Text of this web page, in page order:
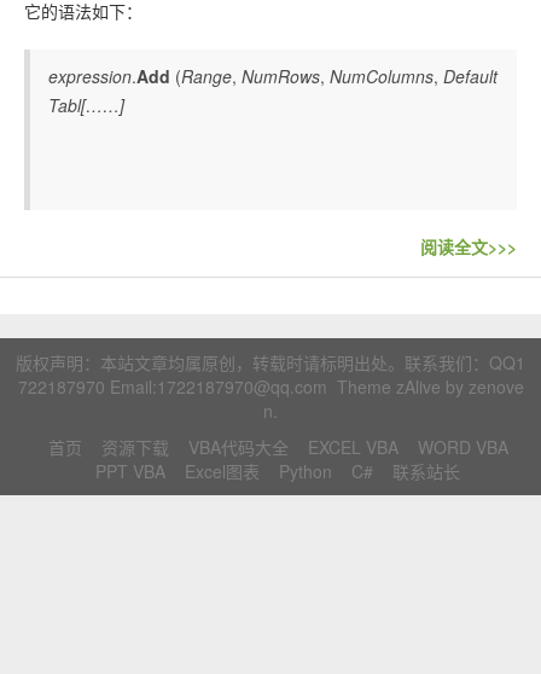
它的语法如下：
expression.Add (Range, NumRows, NumColumns, Default
Tabl[……]
阅读全文>>>
版权声明：本站文章均属原创，转载时请标明出处。联系我们： QQ1
722187970 Email:1722187970@qq.com Theme zAlive by zenove
n.
首页
资源下载 VBA代码大全 EXCEL VBA
WORD VBA
PPT VBA
Excel图表 Python C# 联系站长